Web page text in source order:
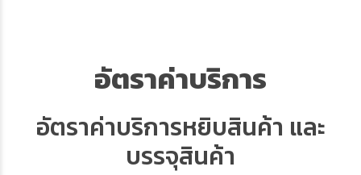
อัตราค่าบริการ
อัตราค่าบริการหยิบสินค้า และ
บรรจุสินค้า